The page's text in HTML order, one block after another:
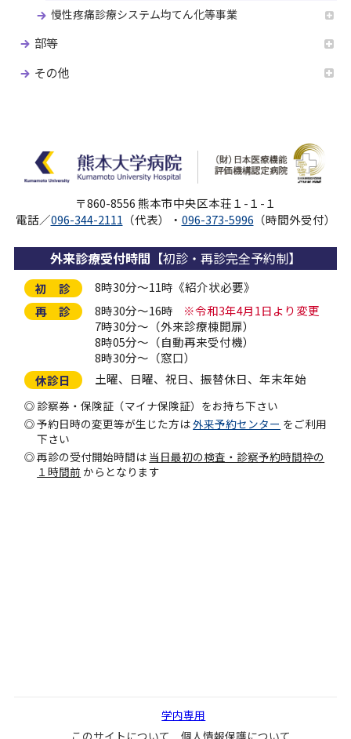
慢性疼痛診療システム均てん化等事業
部等
その他
〒860-8556 熊本市中央区本荘１-１-１
電話／096-344-2111 （代表）・ 096-373-5996 （時間外受付）
外来診療受付時間 【初診・再診完全予約制】
初 診
8時30分～11時《紹介状必要》
再 診
8時30分～16時
※令和3年4月1日より変更
7時30分～（外来診療棟開扉）
8時05分～（自動再来受付機）
8時30分～（窓口）
休診日
土曜、日曜、祝日、振替休日、年末年始
診察券・保険証（マイナ保険証）をお持ち下さい
予約日時の変更等が生じた方は外来予約センター をご利用
下さい
再診の受付開始時間は 当日最初の検査・診察予約時間枠の
１時間前 からとなります
学内専用